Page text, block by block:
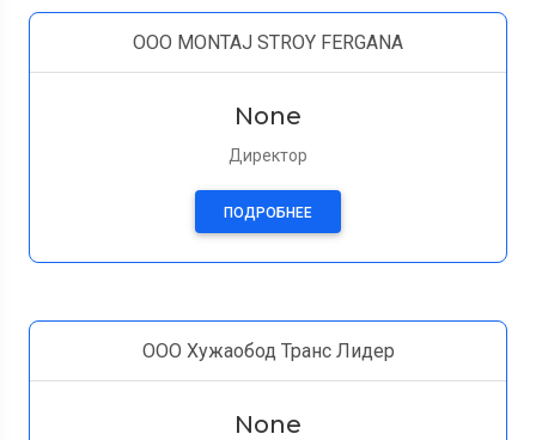
OOO MONTAJ STROY FERGANA
None
Директор
ПОДРОБНЕЕ
ООО Хужаобод Транс Лидер
None